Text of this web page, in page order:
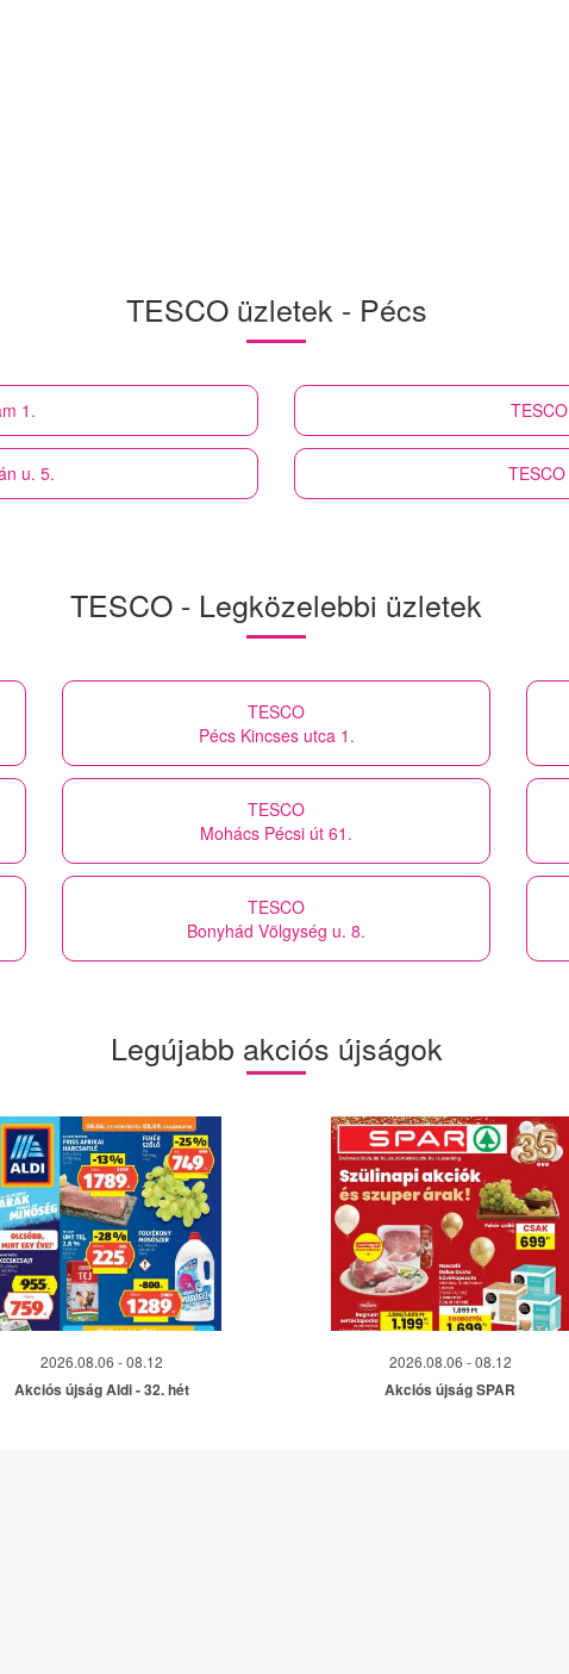
TESCO üzletek - Pécs
1. TESCO
u. 5. TESCO
TESCO - Legközelebbi üzletek
TESCO
Pécs Kincses utca 1.
TESCO
Mohács Pécsi út 61.
TESCO
Bonyhád Völgység u. 8.
Legújabb akciós újságok
2026.08.06 - 08.12
Akciós újság Aldi - 32. hét
2026.08.06 - 08.12
Akciós újság SPAR